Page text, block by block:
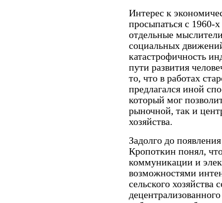
Интерес к
просыпаться с 1960-х
отдельные
социальных
катастрофичность
пути развития
то, что в работах
предлагался иной
который мог
рыночной, так и
хозяйства.
Задолго до
Кропоткин понял,
коммуникации и
возможностями
сельского хозяйства